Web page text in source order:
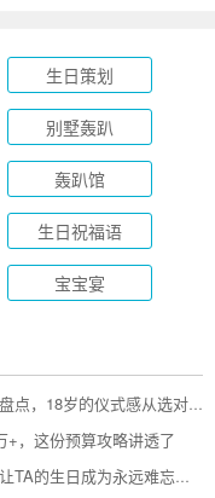
生日策划
别墅轰趴
轰趴馆
生日祝福语
宝宝宴
岁的仪式感从选对地方开始
+，这份预算攻略讲透了
生日成为永远难忘的回忆